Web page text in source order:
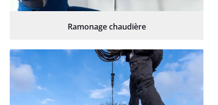
Ramonage chaudière